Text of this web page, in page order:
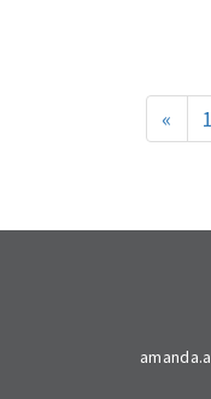
« 1